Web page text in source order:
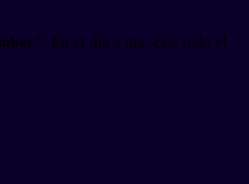
. En el día a día, casi todo el